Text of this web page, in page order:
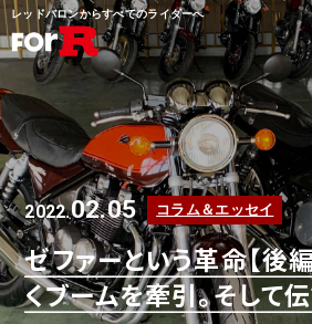
レッドバロンからすべてのライダーへ
2022.02.05 コラム＆エッセイ
ゼファーという革命【
くブームを牽引。そして